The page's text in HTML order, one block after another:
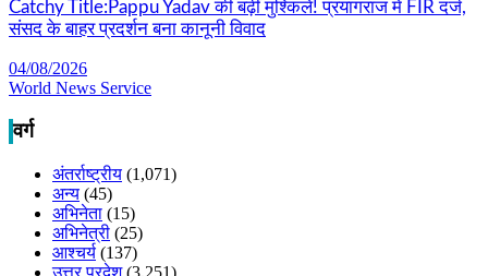
Catchy Title:Pappu Yadav की बढ़ीं मुश्किलें! प्रयागराज में FIR दर्ज,
संसद के बाहर प्रदर्शन बना कानूनी विवाद
04/08/2026
World News Service
वर्ग
अंतर्राष्ट्रीय (1,071)
अन्य (45)
अभिनेता (15)
अभिनेत्री (25)
आश्चर्य (137)
उत्तर प्रदेश(3,251)